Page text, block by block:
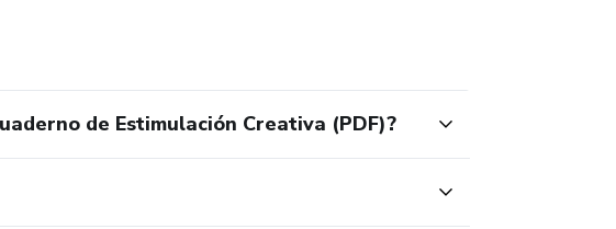
de Estimulación Creativa (PDF)?